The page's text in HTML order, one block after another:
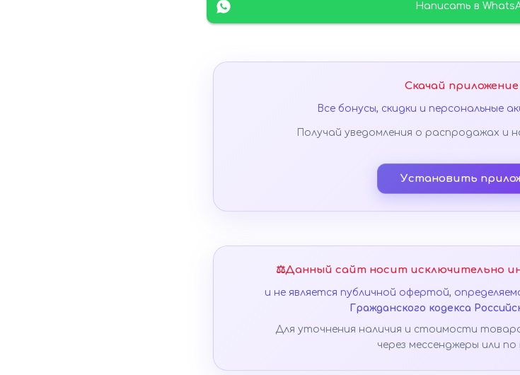
Написать в
Скачай приложение
Все бонусы, скидки и персональные
Получай уведомления о распродажах и
Установить
⚖️Данный сайт носит исключительно
и не является публичной офертой,
Гражданского кодекса
Для уточнения наличия и стоимости
через мессенджеры или